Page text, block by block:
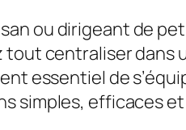
ou dirigeant de
tout centraliser dans
essentiel de
simples, efficaces